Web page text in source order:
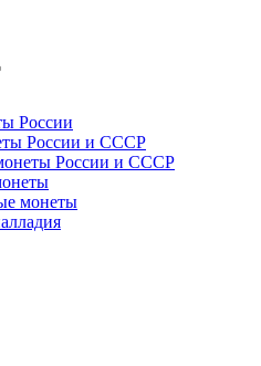
России
России и СССР
России и СССР
монеты